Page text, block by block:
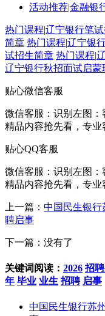
活动推荐|金融银
热门课程|辽宁银行笔
简章 热门课程|辽宁银
试招生简章 热门课程|
辽宁银行秋招面试启蒙
贴心微信客服
微信客服： 识别左图：
精品内容抢先看，专业
贴心QQ客服
微信客服： 识别左图：
精品内容抢先看，专业
上一篇： 中国民生银行
聘启事
下一篇：没有了
关键词阅读： 2026 招
年 毕业 业生 招聘 启事
中国民生银行苏